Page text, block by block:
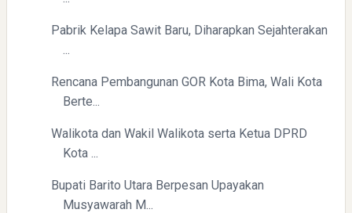
Pabrik Kelapa Sawit Baru, Diharapkan Sejahterakan
Rencana Pembangunan GOR Kota Bima, Wali Kota
Berte...
Walikota dan Wakil Walikota serta Ketua DPRD
Kota ...
Bupati Barito Utara Berpesan Upayakan
Musyawarah M...